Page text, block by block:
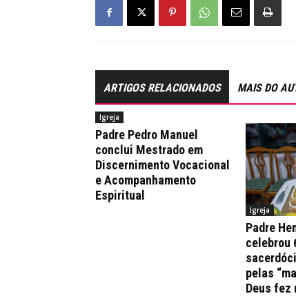
ARTIGOS RELACIONADOS MAIS DO
Igreja
Padre Pedro Manuel
conclui Mestrado em
Discernimento Vocacional
e Acompanhamento
Espiritual
Igreja
Padre
celebrou
pelas
Deus fez